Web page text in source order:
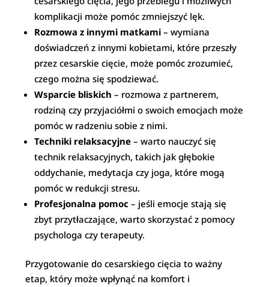
komplikacji może pomóc zmniejszyć lęk.
Rozmowa z innymi matkami – wymiana
doświadczeń z innymi kobietami, które przeszły
przez cesarskie cięcie, może pomóc zrozumieć,
czego można się spodziewać.
Wsparcie bliskich – rozmowa z partnerem,
rodziną czy przyjaciółmi o swoich emocjach może
pomóc w radzeniu sobie z nimi.
Techniki relaksacyjne – warto nauczyć się
technik relaksacyjnych, takich jak głębokie
oddychanie, medytacja czy joga, które mogą
pomóc w redukcji stresu.
Profesjonalna pomoc – jeśli emocje stają się
zbyt przytłaczające, warto skorzystać z pomocy
psychologa czy terapeuty.
Przygotowanie do cesarskiego cięcia to ważny
etap, który może wpłynąć na komfort i